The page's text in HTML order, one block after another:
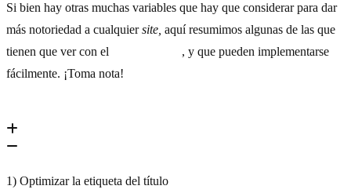
Si bien hay otras muchas variables que hay que considerar para dar
más notoriedad a cualquiersite, aquí resumimos algunas de las que
tienen que ver con el
, y que pueden implementarse
fácilmente. ¡Toma nota!
1) Optimizar la etiqueta del título